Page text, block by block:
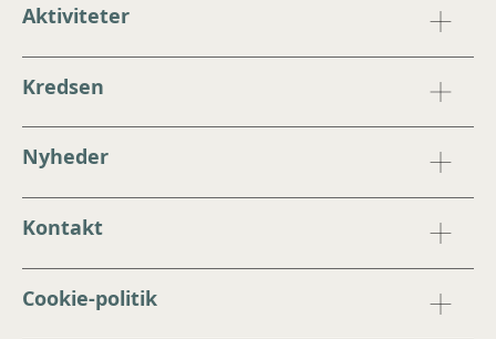
Aktiviteter
Kredsen
Nyheder
Kontakt
Cookie-politik